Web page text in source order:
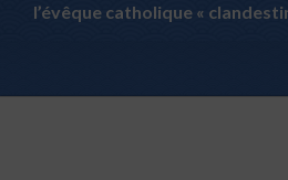
l’évêque catholique «